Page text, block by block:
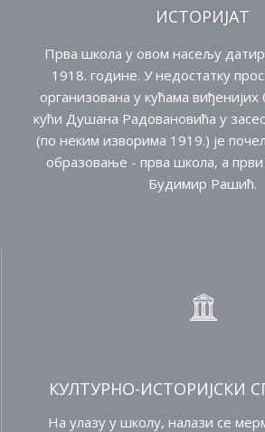
ИСТОРИЈАТ
Прва школа у овом насељу
1918. године. У недостатку
организована у кућама
кући Душана Радовановића у
(по неким изворима 1919.) је
образовање - прва школа, а
Будимир Рашић.
КУЛТУРНО-ИСТОРИЈСКИ
На улазу у школу, налази се